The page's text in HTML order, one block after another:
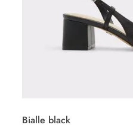
Bialle black